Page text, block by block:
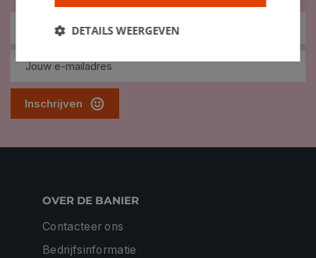
Inschrijven
OVER DE BANIER
Contacteer ons
Bedrijfsinformatie
DETAILS WEERGEVEN